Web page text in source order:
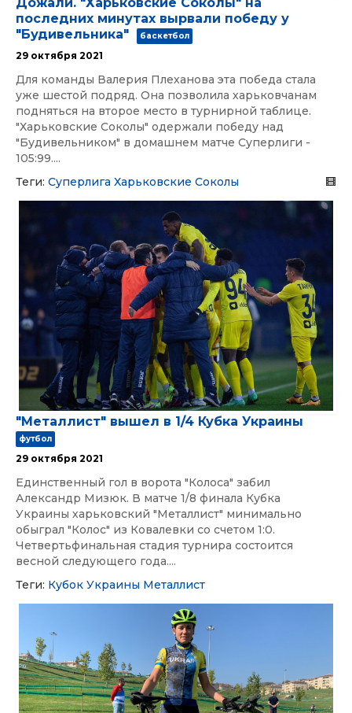
Дожали. "Харьковские Соколы" на
последних минутах вырвали победу у
"Будивельника"
баскетбол
29 октября 2021
Для команды Валерия Плеханова эта победа стала
уже шестой подряд. Она позволила харьковчанам
подняться на второе место в турнирной таблице.
"Харьковские Соколы" одержали победу над
"Будивельником" в домашнем матче Суперлиги -
105:99....
Теги: Суперлига Харьковские Соколы
"Металлист" вышел в 1/4 Кубка Украины
футбол
29 октября 2021
Единственный гол в ворота "Колоса" забил
Александр Мизюк. В матче 1/8 финала Кубка
Украины харьковский "Металлист" минимально
обыграл "Колос" из Ковалевки со счетом 1:0.
Четвертьфинальная стадия турнира состоится
весной следующего года....
Теги: Кубок Украины Металлист